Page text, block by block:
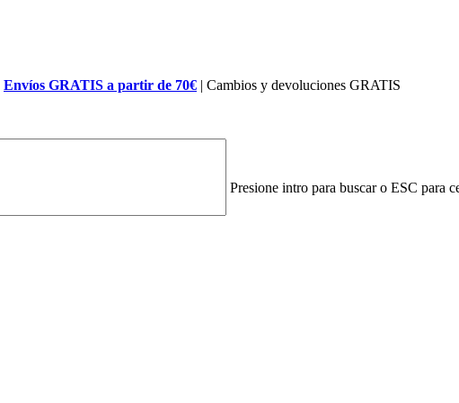
Envíos GRATIS a partir de 70€ | Cambios y devoluciones GRATIS
Presione intro para buscar o ESC para